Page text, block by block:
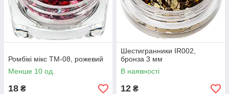
Ромбікі мікс ТМ-08, рожевий
Менше 10 од.
18 ₴
Шестигранники IR002,
бронза 3 мм
В наявності
12 ₴